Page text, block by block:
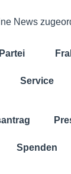
News
Partei
Service
Spenden